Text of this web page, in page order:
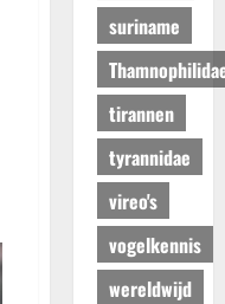
suriname
tirannen
tyrannidae
vireo's
vogelkennis
wereldwijd